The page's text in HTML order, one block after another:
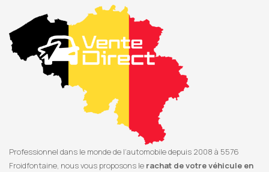
Professionnel dans le monde de l’automobile depuis 2008 à 5576
Froidfontaine, nous vous proposons le rachat de votre véhicule en